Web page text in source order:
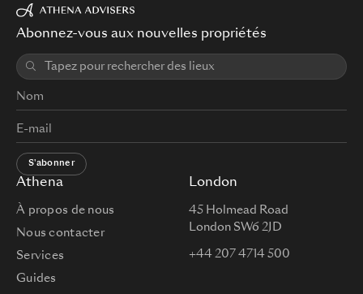
Athena
À propos de nous
Nous contacter
Services
Guides
London
45 Holmead Road
London SW6 2JD
+44 207 4714 500
Abonnez-vous aux nouvelles propriétés
S'abonner